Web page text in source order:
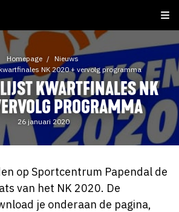
Homepage
Nieuws
NK 2020 + vervolg programma
KWARTFINALES NK
PROGRAMMA
26 januari 2020
op Sportcentrum Papendal de
van het NK 2020. De
je onderaan de pagina,